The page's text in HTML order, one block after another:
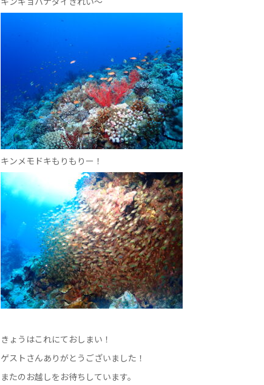
キンメモドキもりもりー！
きょうはこれにておしまい！
ゲストさんありがとうございました！
またのお越しをお待ちしています。